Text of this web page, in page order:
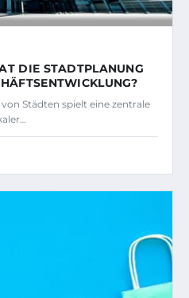
DIE STADTPLANUNG
Städten spielt eine zentrale